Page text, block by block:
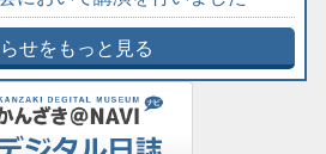
せをもっと見る